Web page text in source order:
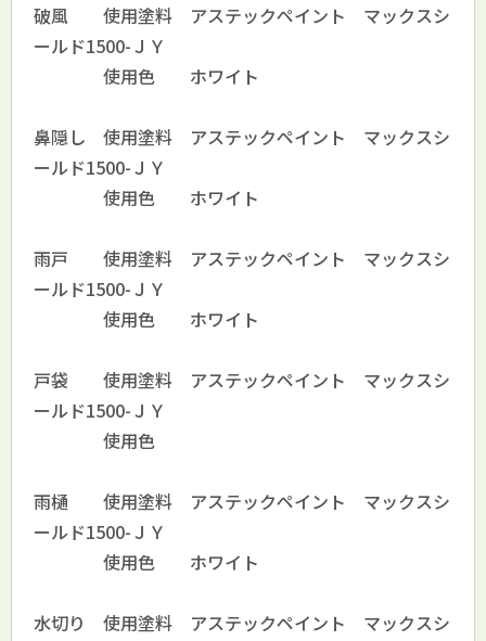
破風 使用塗料 アステックペイント マックスシ
ールド1500-ＪＹ
使用色 ホワイト
鼻隠し 使用塗料 アステックペイント マックスシ
ールド1500-ＪＹ
使用色 ホワイト
雨戸 使用塗料 アステックペイント マックスシ
ールド1500-ＪＹ
使用色 ホワイト
戸袋 使用塗料 アステックペイント マックスシ
ールド1500-ＪＹ
使用色
雨樋 使用塗料 アステックペイント マックスシ
ールド1500-ＪＹ
使用色 ホワイト
水切り 使用塗料 アステックペイント マックスシ